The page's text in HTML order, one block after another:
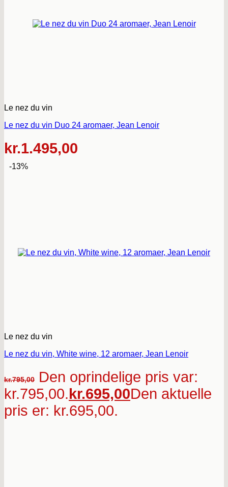
Le nez du vin
Le nez du vin Duo 24 aromaer, Jean Lenoir
kr.1.495,00
-13%
Le nez du vin
Le nez du vin, White wine, 12 aromaer, Jean Lenoir
kr.795,00
Den oprindelige pris var:
kr.795,00. kr.695,00Den aktuelle
pris er: kr.695,00.